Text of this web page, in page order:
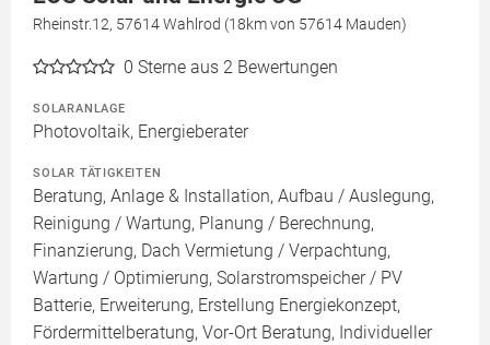
Rheinstr.12, 57614 Wahlrod (18km von 57614 Mauden)
0 Sterne aus 2 Bewertungen
SOLARANLAGE
Photovoltaik, Energieberater
SOLAR TÄTIGKEITEN
Beratung, Anlage & Installation, Aufbau / Auslegung,
Reinigung / Wartung, Planung / Berechnung,
Finanzierung, Dach Vermietung / Verpachtung,
Wartung / Optimierung, Solarstromspeicher / PV
Batterie, Erweiterung, Erstellung Energiekonzept,
Fördermittelberatung, Vor-Ort Beratung, Individueller